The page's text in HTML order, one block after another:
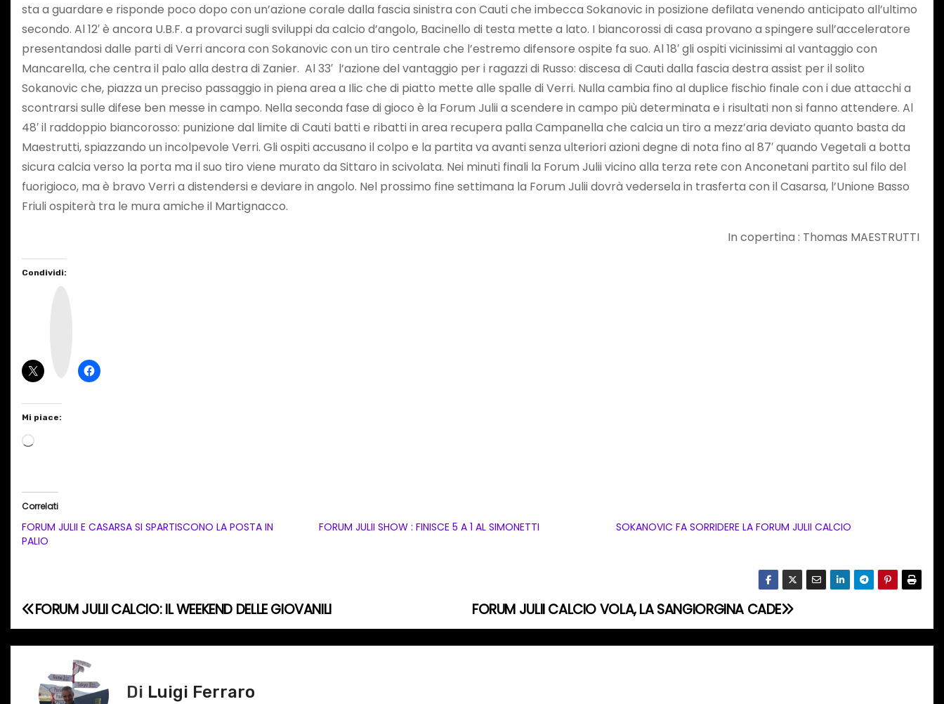
sta a guardare e risponde poco dopo con un’azione corale dalla fascia sinistra con Cauti che imbecca Sokanovic in posizione defilata venendo anticipato all’ultimo
secondo. Al 12′ è ancora U.B.F. a provarci sugli sviluppi da calcio d’angolo, Bacinello di testa mette a lato. I biancorossi di casa provano a spingere sull’acceleratore
presentandosi dalle parti di Verri ancora con Sokanovic con un tiro centrale che l’estremo difensore ospite fa suo. Al 18′ gli ospiti vicinissimi al vantaggio con
Mancarella, che centra il palo alla destra di Zanier. Al 33′ l’azione del vantaggio per i ragazzi di Russo: discesa di Cauti dalla fascia destra assist per il solito
Sokanovic che, piazza un preciso passaggio in piena area a Ilic che di piatto mette alle spalle di Verri. Nulla cambia fino al duplice fischio finale con i due attacchi a
scontrarsi sulle difese ben messe in campo. Nella seconda fase di gioco è la Forum Julii a scendere in campo più determinata e i risultati non si fanno attendere. Al
48′ il raddoppio biancorosso: punizione dal limite di Cauti batti e ribatti in area recupera palla Campanella che calcia un tiro a mezz’aria deviato quanto basta da
Maestrutti, spiazzando un incolpevole Verri. Gli ospiti accusano il colpo e la partita va avanti senza ulteriori azioni degne di nota fino al 87′ quando Vegetali a botta
sicura calcia verso la porta ma il suo tiro viene murato da Sittaro in scivolata. Nei minuti finali la Forum Julii vicino alla terza rete con Anconetani partito sul filo del
fuorigioco, ma è bravo Verri a distendersi e deviare in angolo. Nel prossimo fine settimana la Forum Julii dovrà vedersela in trasferta con il Casarsa, l’Unione Basso
Friuli ospiterà tra le mura amiche il Martignacco.
In copertina : Thomas MAESTRUTTI
Condividi:
Mi piace:
C
a
t
c
Correlati
FORUM JULII E CASARSA SI SPARTISCONO LA POSTA IN
PALIO
FORUM JULII SHOW : FINISCE 5 A 1 AL SIMONETTI SOKANOVIC FA SORRIDERE LA FORUM JULII CALCIO
N
a
FORUM JULII CALCIO VOLA, LA SANGIORGINA CADE
FORUM JULII CALCIO: IL WEEKEND DELLE GIOVANILI
Di Luigi Ferraro